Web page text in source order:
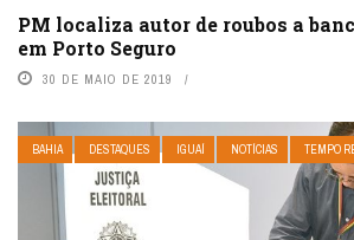
PM localiza autor de roubos a
em Porto Seguro
30 DE MAIO DE 2019
BAHIA DESTAQUES IGUAÍ NOTÍCIAS TEMPO